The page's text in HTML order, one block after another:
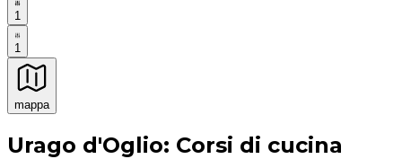
1
1
mappa
Esperienze culinarie indimenticabili: Esperienze
Urago d'Oglio: Corsi di cucina